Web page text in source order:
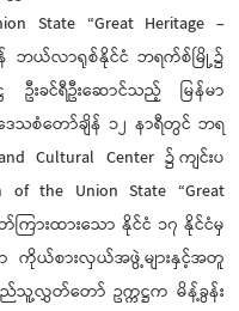
State “Great Heritage –
န် ဘယ်လာရုစ်နိုင်ငံ ဘရက်စ်မြို့၌
းခင်ရီဦးဆောင်သည့် မြန်မာ
တော်ချိန် ၁၂ နာရီတွင် ဘရ
Cultural Center ၌ ကျင်းပ
the Union State “Great
ကြားထားသော နိုင်ငံ ၁၇ နိုင်ငံမှ
ာ ကိုယ်စားလှယ်အဖွဲ့များနှင့်အတူ
လွှတ်တော် ဥက္ကဋ္ဌက မိန့်ခွန်း